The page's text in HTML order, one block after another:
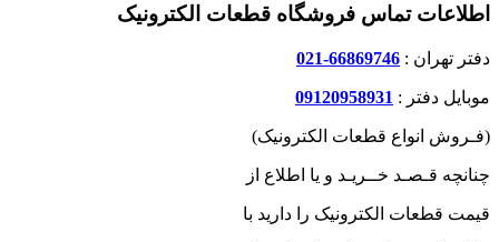
اطلاعات تماس فروشگاه قطعات الکترونیک
دفتر تهران : 66869746-021
موبایل دفتر : 09120958931
(فـروش انواع قطعات الکترونیک)
چنانچه قـصـد خــریـد و یا اطلاع از
قیمت قطعات الکترونیک را دارید با